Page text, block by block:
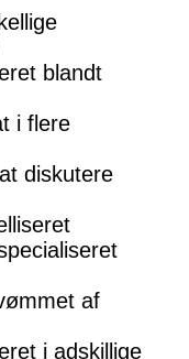
blandt
i flere
diskutere
af
i adskillige